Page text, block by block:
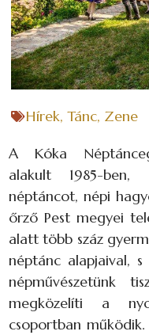
Hírek,Tánc, Zene
A Kóka
alakult 1985-
néptáncot, népi
őrző Pest megyei
alatt több száz
néptánc alapjaival,
népművészetünk
megközelíti a
csoportban